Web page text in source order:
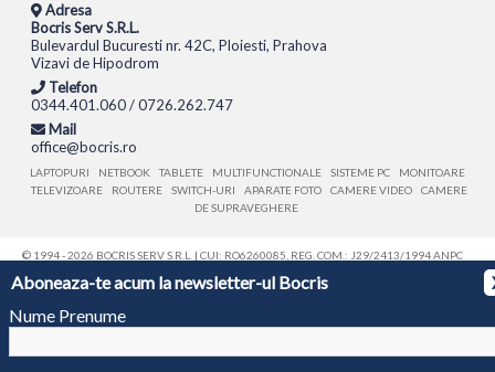
Aboneaza-te acum la newsletter-ul Bocris
Nume Prenume
Adresa
Bocris Serv S.R.L.
Bulevardul Bucuresti nr. 42C, Ploiesti, Prahova
Vizavi de Hipodrom
Telefon
0344.401.060 / 0726.262.747
Mail
office@bocris.ro
LAPTOPURI NETBOOK TABLETE MULTIFUNCTIONALE SISTEME PC
MONITOARE
TELEVIZOARE
ROUTERE SWITCH-URI APARATE FOTO CAMERE VIDEO
CAMERE
DE SUPRAVEGHERE
© 1994 - 2026 BOCRIS SERV S.R.L. | CUI: RO6260085, REG. COM.: J29/2413/1994ANPC